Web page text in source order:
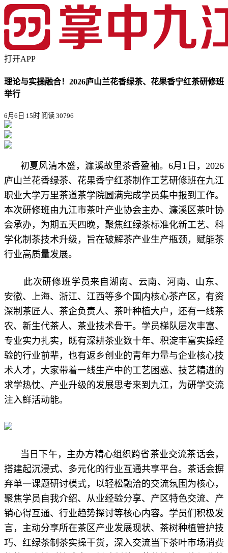
打开APP
理论与实操融合！2026庐山兰花香绿茶、花果香宁红茶研修班
举行
6月6日 15时 阅读 30796
初夏风清木盛，濂溪故里茶香盈袖。6月1日，2026
庐山兰花香绿茶、花果香宁红茶制作工艺研修班在九江
职业大学万里茶道茶学院圆满完成学员集中报到工作。
本次研修班由九江市茶叶产业协会主办、濂溪区茶叶协
会承办，为期五天四晚，聚焦红绿茶标准化新工艺、科
学化制茶技术升级，旨在破解茶产业生产瓶颈，赋能茶
行业高质量发展。
此次研修班学员来自湖南、云南、河南、山东、
安徽、上海、浙江、江西等多个国内核心茶产区，有资
深制茶匠人、茶企负责人、茶叶种植大户，还有一线茶
农、新生代茶人、茶业技术骨干。学员梯队层次丰富、
专业实力扎实，既有深耕茶业数十年、积淀丰富实操经
验的行业前辈，也有返乡创业的青年力量与企业核心技
术人才，大家带着一线生产中的工艺困惑、技艺精进的
求学热忱、产业升级的发展思考来到九江，为研学交流
注入鲜活动能。
当日下午，主办方精心组织跨省茶业交流茶话会，
搭建起沉浸式、多元化的行业互通共享平台。茶话会摒
弃单一课题研讨模式，以轻松融洽的交流氛围为核心，
聚焦学员自我介绍、从业经验分享、产区特色交流、产
销心得互通、行业趋势探讨等核心内容。学员们积极发
言，主动分享所在茶区产业发展现状、茶树种植管护技
巧、红绿茶制茶实操干货，深入交流当下茶叶市场消费